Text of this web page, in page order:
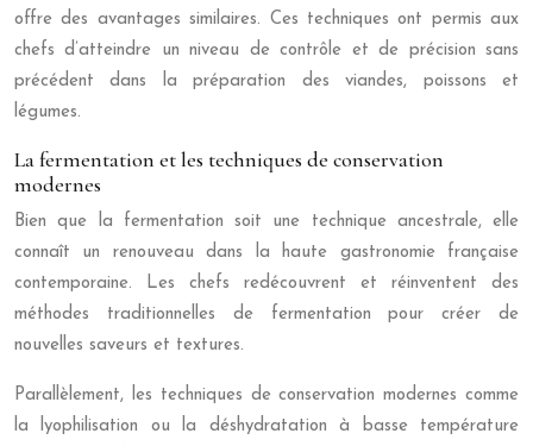
offre des avantages similaires. Ces techniques ont permis aux
chefs d’atteindre un niveau de contrôle et de précision sans
précédent dans la préparation des viandes, poissons et
légumes.
La fermentation et les techniques de conservation
modernes
Bien que la fermentation soit une technique ancestrale, elle
connaît un renouveau dans la haute gastronomie française
contemporaine. Les chefs redécouvrent et réinventent des
méthodes traditionnelles de fermentation pour créer de
nouvelles saveurs et textures.
Parallèlement, les techniques de conservation modernes comme
la lyophilisation ou la déshydratation à basse température